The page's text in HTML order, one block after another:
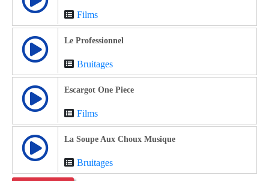
Films
Le Professionnel
Bruitages
Escargot One Piece
Films
La Soupe Aux Choux Musique
Bruitages